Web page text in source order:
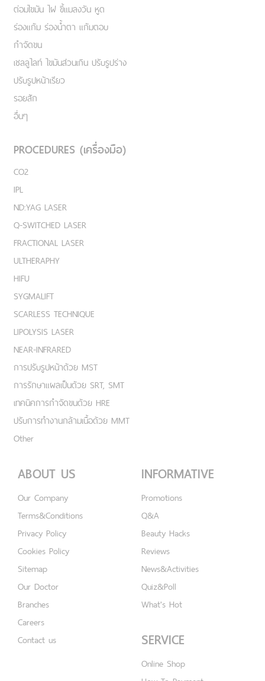
ต่อมไขมัน ไฝ ขี้แมลงวัน หูด
ร่องแก้ม ร่องน้ำตา แก้มตอบ
กำจัดขน
เชลลูไลท์ ไขมันส่วนเกิน ปรับรูปร่าง
ปรับรูปหน้าเรียว
รอยสัก
อื่นๆ
PROCEDURES (เครื่องมือ)
CO2
IPL
ND:YAG LASER
Q-SWITCHED LASER
FRACTIONAL LASER
ULTHERAPHY
HIFU
SYGMALIFT
SCARLESS TECHNIQUE
LIPOLYSIS LASER
NEAR-INFRARED
การปรับรูปหน้าด้วย MST
การรักษาแผลเป็นด้วย SRT, SMT
เทคนิคการกำจัดขนด้วย HRE
ปรับการทำงานกล้ามเนื้อด้วย MMT
Other
ABOUT US
Our Company
Terms&Conditions
Privacy Policy
Cookies Policy
Sitemap
Our Doctor
Branches
Careers
Contact us
INFORMATIVE
Promotions
Q&A
Beauty Hacks
Reviews
News&Activities
Quiz&Poll
What's Hot
SERVICE
Online Shop